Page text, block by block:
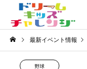
最新イベント情報
野球